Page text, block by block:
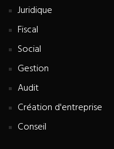
Juridique
Fiscal
Social
Gestion
Audit
Création d'entreprise
Conseil